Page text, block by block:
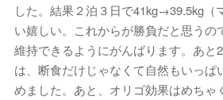
した。結果２泊３日で41kg→39.5kg（
い嬉しい。これからが勝負だと思うの
維持できるようにがんばります。あと
は、断食だけじゃなくて自然もいっぱ
めました。あと、オリゴ効果はめちゃ